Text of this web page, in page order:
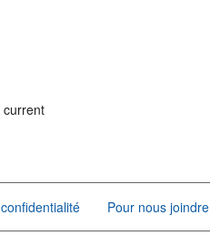
current
Pour nous joindre